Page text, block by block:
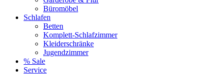
Büromöbel
Schlafen
Betten
Komplett-Schlafzimmer
Kleiderschränke
Jugendzimmer
% Sale
Service